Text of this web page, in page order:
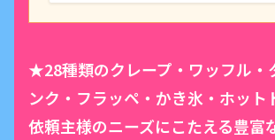
★28種類のクレープ・ワッフル・
ンク・フラッペ・かき氷・ホット
依頼主様のニーズにこたえる豊富